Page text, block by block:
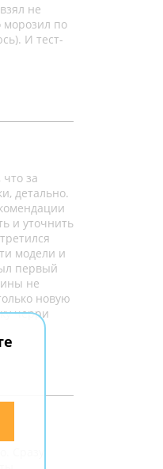
не
морозил по
И тест-
за
детально.
и уточнить
модели и
первый
не
новую
черри
Сразу